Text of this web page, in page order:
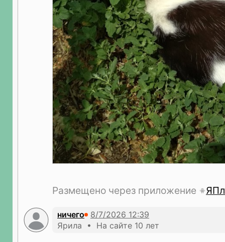
Размещено через приложение
ничего
Ярила • На сайте 10 лет